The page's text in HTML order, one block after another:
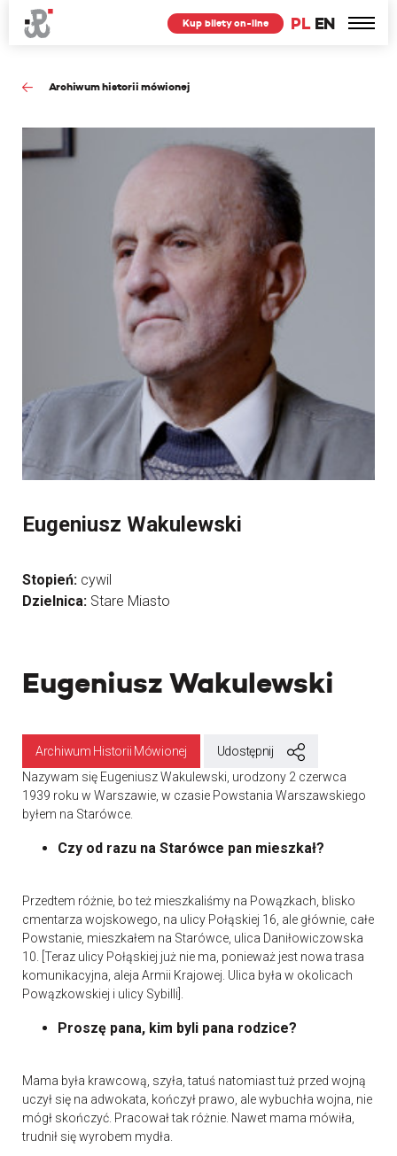
PL EN
Kup bilety on-line
Archiwum historii mówionej
Eugeniusz Wakulewski
Archiwum Historii Mówionej
Udostępnij
Nazywam się Eugeniusz Wakulewski, urodzony 2 czerwca
1939 roku w Warszawie, w czasie Powstania Warszawskiego
byłem na Starówce.
Czy od razu na Starówce pan mieszkał?
Przedtem różnie, bo też mieszkaliśmy na Powązkach, blisko
cmentarza wojskowego, na ulicy Połąskiej 16, ale głównie, całe
Powstanie, mieszkałem na Starówce, ulica Daniłowiczowska
10. [Teraz ulicy Połąskiej już nie ma, ponieważ jest nowa trasa
komunikacyjna, aleja Armii Krajowej. Ulica była w okolicach
Powązkowskiej i ulicy Sybilli].
Proszę pana, kim byli pana rodzice?
Mama była krawcową, szyła, tatuś natomiast tuż przed wojną
uczył się na adwokata, kończył prawo, ale wybuchła wojna, nie
mógł skończyć. Pracował tak różnie. Nawet mama mówiła,
trudnił się wyrobem mydła.
Eugeniusz Wakulewski
Stopień: cywil
Dzielnica: Stare Miasto